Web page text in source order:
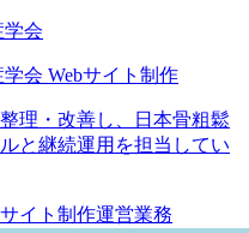
学会
会 Webサイト制作
理・改善し、日本骨粗鬆
と継続運用を担当してい
サイト制作運営業務